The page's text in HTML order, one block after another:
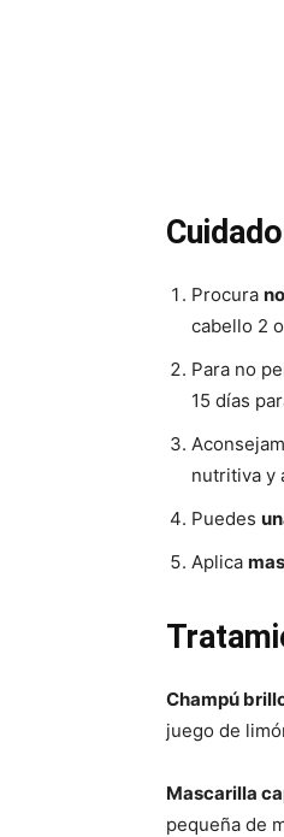
Procura
cabello 2
Para no
15 días
nutritiva y
Puedes
Aplica
Champú
juego de
Mascarilla
pequeña de